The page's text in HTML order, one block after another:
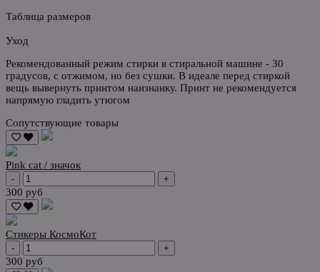
Таблица размеров
Уход
Рекомендованный режим стирки в стиральной машине - 30
градусов, с отжимом, но без сушки. В идеале перед стиркой
вещь вывернуть принтом наизнанку. Принт не рекомендуется
напрямую гладить утюгом
Сопутствующие товары
Pink cat / значок
- +
300 руб
Стикеры КосмоКот
- +
300 руб